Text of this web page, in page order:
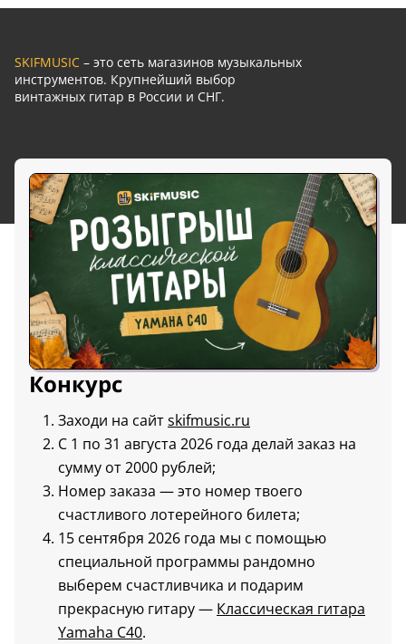
SKIFMUSIC – это сеть магазинов музыкальных
инструментов. Крупнейший выбор
винтажных гитар в России и СНГ.
Конкурс
Заходи на сайтskifmusic.ru
С 1 по 31 августа 2026 года делай заказ на
сумму от 2000 рублей;
Номер заказа — это номер твоего
счастливого лотерейного билета;
15 сентября 2026 года мы с помощью
специальной программы рандомно
выберем счастливчика и подарим
прекрасную гитару — Классическая гитара
Yamaha C40.